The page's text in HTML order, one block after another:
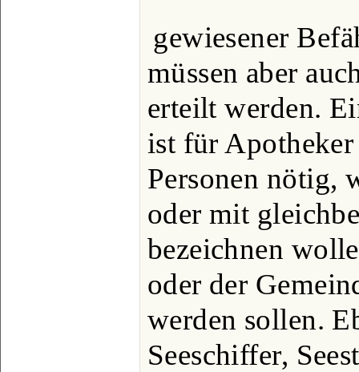
gewiesener
müssen aber
erteilt werden.
ist für
Personen nötig,
oder mit
bezeichnen
oder der
werden sollen.
Seeschiffer,